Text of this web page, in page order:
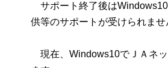
サポート終了後は
供等のサポートが受けられませ
現在、Windows10でＪＡネ